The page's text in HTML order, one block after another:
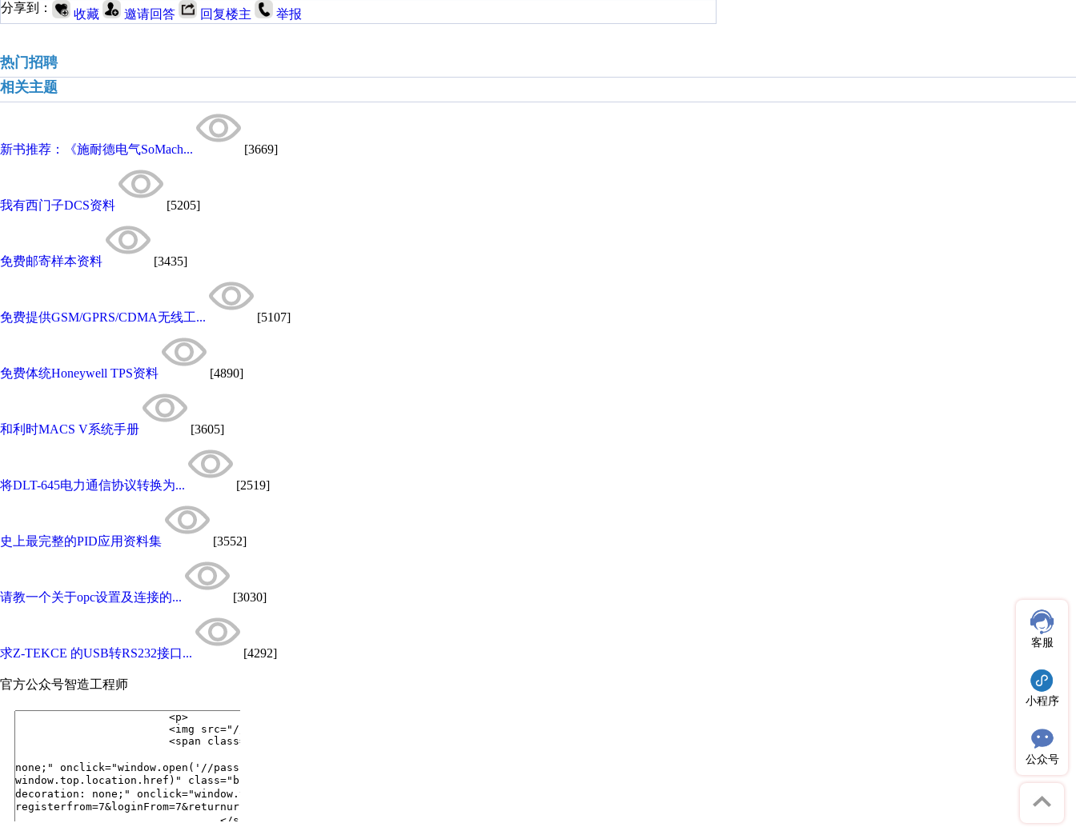
分享到：
收藏 邀请回答 回复楼主 举报
热门招聘
相关主题
新书推荐：《施耐德电气SoMach... [3669]
我有西门子DCS资料 [5205]
免费邮寄样本资料 [3435]
免费提供GSM/GPRS/CDMA无线工... [5107]
免费体统Honeywell TPS资料 [4890]
和利时MACS V系统手册 [3605]
将DLT-645电力通信协议转换为... [2519]
史上最完整的PID应用资料集 [3552]
请教一个关于opc设置及连接的... [3030]
求Z-TEKCE 的USB转RS232接口... [4292]
官方公众号智造工程师
客服
小程序
公众号